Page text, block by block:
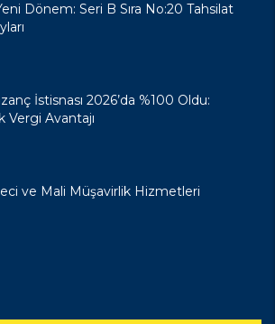
Dönem: Seri B Sıra No:20 Tahsilat
İstisnası 2026’da %100 Oldu:
Vergi Avantajı
ve Mali Müşavirlik Hizmetleri